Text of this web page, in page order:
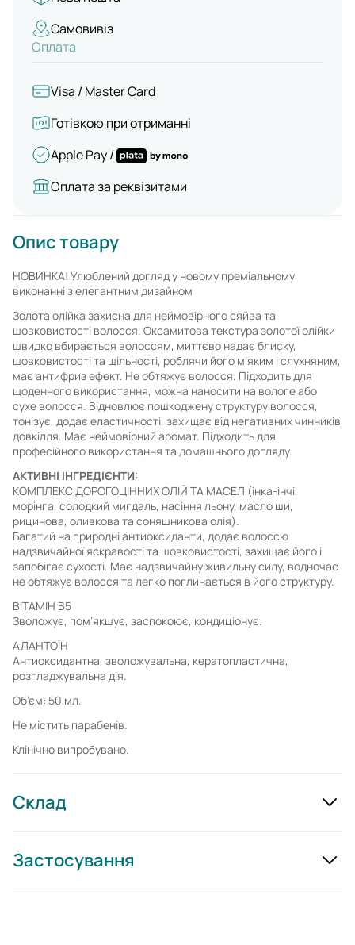
Самовивіз
Оплата
Visa / Master Card
Готівкою при отриманні
Apple Pay /
Оплата за реквізитами
Опис товару
НОВИНКА! Улюблений догляд у новому преміальному
виконанні з елегантним дизайном
Золота олійка захисна для неймовірного сяйва та
шовковистості волосся. Оксамитова текстура золотої олійки
швидко вбирається волоссям, миттєво надає блиску,
шовковистості та щільності, роблячи його м’яким і слухняним,
має антифриз ефект. Не обтяжує волосся. Підходить для
щоденного використання, можна наносити на вологе або
сухе волосся. Відновлює пошкоджену структуру волосся,
тонізує, додає еластичності, захищає від негативних чинників
довкілля. Має неймовірний аромат. Підходить для
професійного використання та домашнього догляду.
АКТИВНІ ІНГРЕДІЄНТИ:
КОМПЛЕКС ДОРОГОЦІННИХ ОЛІЙ ТА МАСЕЛ (інка-інчі,
морінга, солодкий мигдаль, насіння льону, масло ши,
рицинова, оливкова та соняшникова олія).
Багатий на природні антиоксиданти, додає волоссю
надзвичайної яскравості та шовковистості, захищає його і
запобігає сухості. Має надзвичайну живильну силу, водночас
не обтяжує волосся та легко поглинається в його структуру.
ВІТАМІН В5
Зволожує, пом’якшує, заспокоює, кондиціонує.
АЛАНТОЇН
Антиоксидантна, зволожувальна, кератопластична,
розгладжувальна дія.
Об’єм: 50 мл.
Не містить парабенів.
Клінічно випробувано.
Склад
Застосування